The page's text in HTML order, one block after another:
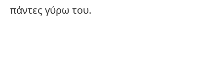
πάντες γύρω του.